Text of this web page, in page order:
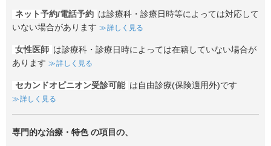
ネット予約/電話予約 は診療科・診療日時等によっては対応して
いない場合があります
詳しく見る
女性医師 は診療科・診療日時によっては在籍していない場合が
あります
詳しく見る
セカンドオピニオン受診可能 は自由診療(保険適用外)です
詳しく見る
専門的な治療・特色の項目の、